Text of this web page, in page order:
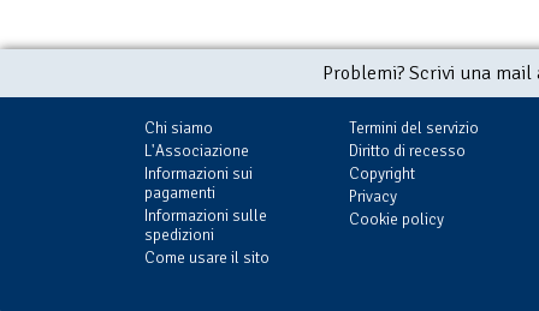
Problemi? Scrivi una
Chi siamo
L'Associazione
Informazioni sui
pagamenti
Informazioni sulle
spedizioni
Come usare il sito
Termini del servizio
Diritto di recesso
Copyright
Privacy
Cookie policy